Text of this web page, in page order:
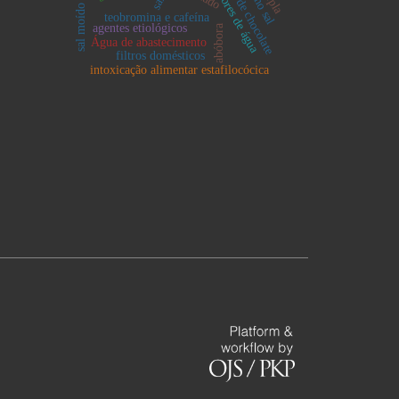
agentes etiológicos
Água de abastecimento
teobromina e cafeína
sal moído
intoxicação alimentar estafilocócica
abóbora
filtros domésticos